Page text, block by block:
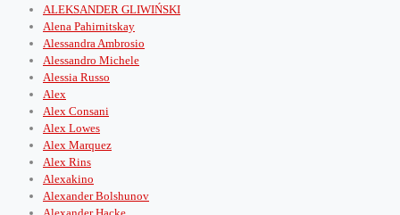
ALEKSANDER GLIWIŃSKI
Alena Pahirnitskay
Alessandra Ambrosio
Alessandro Michele
Alessia Russo
Alex
Alex Consani
Alex Lowes
Alex Marquez
Alex Rins
Alexakino
Alexander Bolshunov